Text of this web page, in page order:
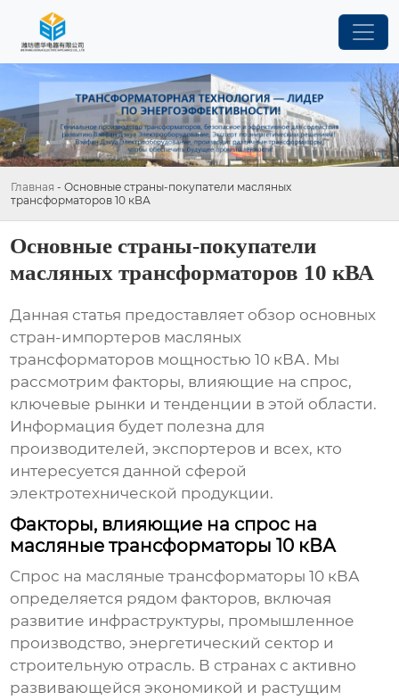
Главная - Основные страны-покупатели масляных
трансформаторов 10 кВА
Основные страны-покупатели
масляных трансформаторов 10 кВА
Данная статья предоставляет обзор основных
стран-импортеров масляных
трансформаторов мощностью 10 кВА. Мы
рассмотрим факторы, влияющие на спрос,
ключевые рынки и тенденции в этой области.
Информация будет полезна для
производителей, экспортеров и всех, кто
интересуется данной сферой
электротехнической продукции.
Факторы, влияющие на спрос на
масляные трансформаторы 10 кВА
Спрос на масляные трансформаторы 10 кВА
определяется рядом факторов, включая
развитие инфраструктуры, промышленное
производство, энергетический сектор и
строительную отрасль. В странах с активно
развивающейся экономикой и растущим